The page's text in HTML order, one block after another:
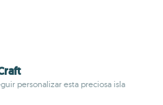
personalizar esta preciosa isla